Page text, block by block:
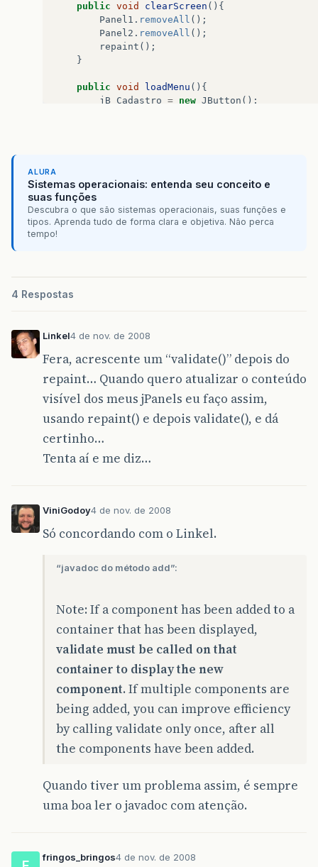
public void clearScreen (){
Panel1 . removeAll ();
Panel2 . removeAll ();
repaint ();
}
public void loadMenu (){
jB_Cadastro = new JButton ();
});
}
jB_CadCliente.setPreferredSize(new
loadCadastro();
}
ALURA
Sistemas operacionais: entenda seu conceito e
suas funções
Descubra o que são sistemas operacionais, suas funções e
tipos. Aprenda tudo de forma clara e objetiva. Não perca
tempo!
4 Respostas
Linkel4 de nov. de 2008
Fera, acrescente um “validate()” depois do
repaint… Quando quero atualizar o conteúdo
visível dos meus jPanels eu faço assim,
usando repaint() e depois validate(), e dá
certinho…
Tenta aí e me diz…
ViniGodoy4 de nov. de 2008
Só concordando com o Linkel.
“javadoc do método add”:
Note: If a component has been added to a
container that has been displayed,
validate must be called on that
container to display the new
component. If multiple components are
being added, you can improve efficiency
by calling validate only once, after all
the components have been added.
Quando tiver um problema assim, é sempre
uma boa ler o javadoc com atenção.
fringos_bringos4 de nov. de 2008